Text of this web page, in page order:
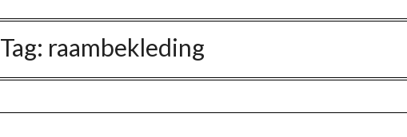
Tag: raambekleding